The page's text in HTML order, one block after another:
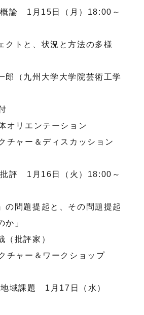
論 1月15日（月）18:00～
クトと、状況と方法の多様
郎（九州大学大学院芸術工学
オリエンテーション
チャー＆ディスカッション
評 1月16日（火）18:00～
の問題提起と、その問題提起
か」
（批評家）
チャー＆ワークショップ
域課題 1月17日（水）